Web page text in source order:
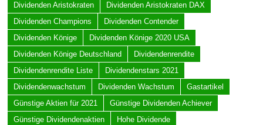
Dividenden Aristokraten
Dividenden Aristokraten DAX
Dividenden Champions
Dividenden Contender
Dividenden Könige
Dividenden Könige 2020 USA
Dividenden Könige Deutschland
Dividendenrendite
Dividendenrendite Liste
Dividendenstars 2021
Dividendenwachstum
Dividenden Wachstum
Gastartikel
Günstige Aktien für 2021
Günstige Dividenden Achiever
Günstige Dividendenaktien
Hohe Dividende